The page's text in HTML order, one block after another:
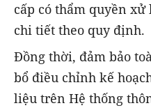
cấp có thẩm quyền
chi tiết theo quy định.
Đồng thời, đảm bảo
bổ điều chỉnh kế
liệu trên Hệ thống